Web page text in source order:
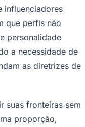
influenciadores
que perfis não
personalidade
a necessidade de
as diretrizes de
suas fronteiras sem
proporção,